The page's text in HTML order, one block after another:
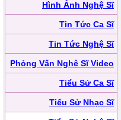
Hình Ảnh Nghệ Sĩ
Tin Tức Ca Sĩ
Tin Tức Nghệ Sĩ
Phỏng Vấn Nghệ Sĩ Video
Tiểu Sử Ca Sĩ
Tiểu Sử Nhạc Sĩ